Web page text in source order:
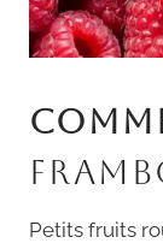
Petits fruits